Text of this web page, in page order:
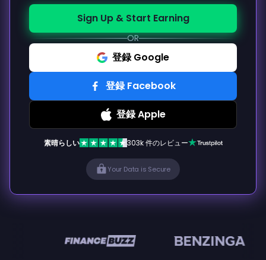
Sign Up & Start Earning
OR
登録 Google
登録 Facebook
登録 Apple
素晴らしい 303k 件のレビュー
Your Data is Secure